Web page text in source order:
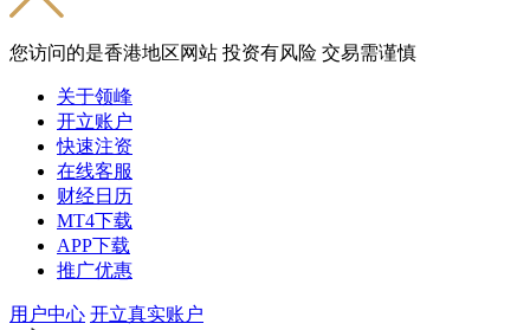
您访问的是香港地区网站 投资有风险 交易需谨慎
关于领峰
开立账户
快速注资
在线客服
财经日历
MT4下载
APP下载
推广优惠
用户中心 开立真实账户